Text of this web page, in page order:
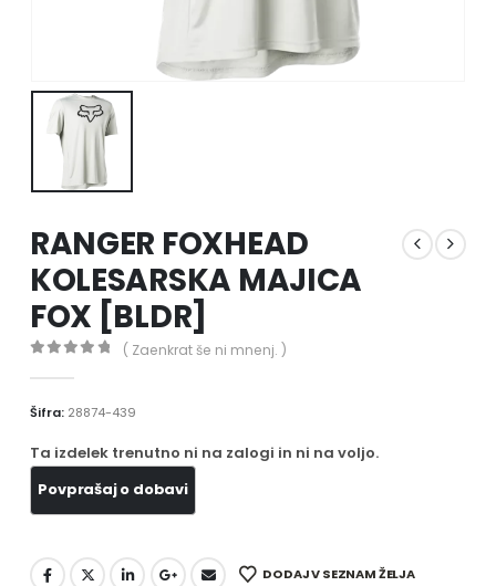
RANGER FOXHEAD
KOLESARSKA MAJICA
FOX [BLDR]
( Zaenkrat še ni mnenj. )
Šifra: 28874-439
Ta izdelek trenutno ni na zalogi in ni na voljo.
DODAJ V SEZNAM ŽELJA